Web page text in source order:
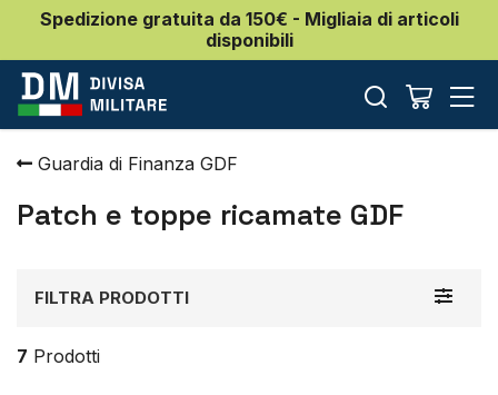
Spedizione gratuita da 150€ - Migliaia di articoli
disponibili
Guardia di Finanza GDF
Patch e toppe ricamate GDF
Toggle
FILTRA PRODOTTI
7 Prodotti